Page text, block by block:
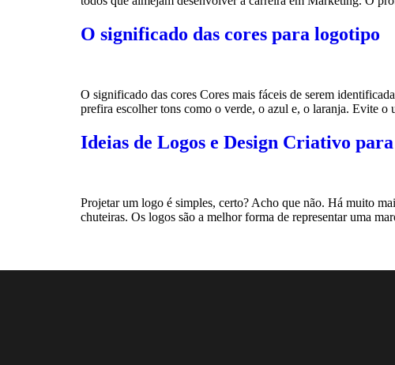
O significado das cores para logotipo
O significado das cores Cores mais fáceis de serem
prefira escolher tons como o verde, o azul e, o laranja. Evite
Ideias de Logos e Design Criativo para
Projetar um logo é simples, certo? Acho que não. Há muito
chuteiras. Os logos são a melhor forma de representar uma